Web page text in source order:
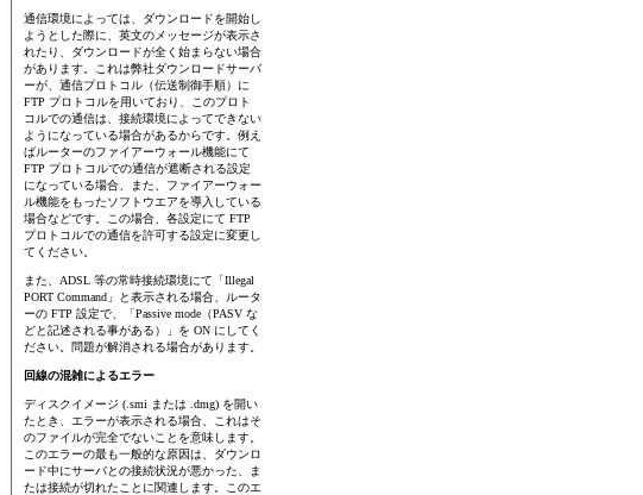
通信環境によっては、ダウンロードを開始し
ようとした際に、英文のメッセージが表示さ
れたり、ダウンロードが全く始まらない場合
があります。これは弊社ダウンロードサーバ
ーが、通信プロトコル（伝送制御手順）に
FTP プロトコルを用いており、このプロト
コルでの通信は、接続環境によってできない
ようになっている場合があるからです。例え
ばルーターのファイアーウォール機能にて
FTP プロトコルでの通信が遮断される設定
になっている場合、また、ファイアーウォー
ル機能をもったソフトウエアを導入している
場合などです。この場合、各設定にて FTP
プロトコルでの通信を許可する設定に変更し
てください。
また、ADSL 等の常時接続環境にて「Illegal
PORT Command」と表示される場合、ルータ
ーの FTP 設定で、「Passive mode（PASV な
どと記述される事がある）」を ON にしてく
ださい。問題が解消される場合があります。
回線の混雑によるエラー
ディスクイメージ (.smi または .dmg) を開い
たとき、エラーが表示される場合、これはそ
のファイルが完全でないことを意味します。
このエラーの最も一般的な原因は、ダウンロ
ード中にサーバとの接続状況が悪かった、ま
たは接続が切れたことに関連します。このエ